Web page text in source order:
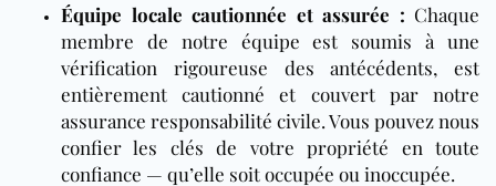
Équipe locale cautionnée et assurée : Chaque
membre de notre équipe est soumis à une
vérification rigoureuse des antécédents, est
entièrement cautionné et couvert par notre
assurance responsabilité civile. Vous pouvez nous
confier les clés de votre propriété en toute
confiance — qu’elle soit occupée ou inoccupée.